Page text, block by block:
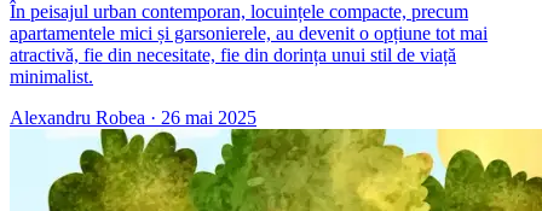
În peisajul urban contemporan, locuințele compacte, precum
apartamentele mici și garsonierele, au devenit o opțiune tot mai
atractivă, fie din necesitate, fie din dorința unui stil de viață
minimalist.
Alexandru Robea · 26 mai 2025